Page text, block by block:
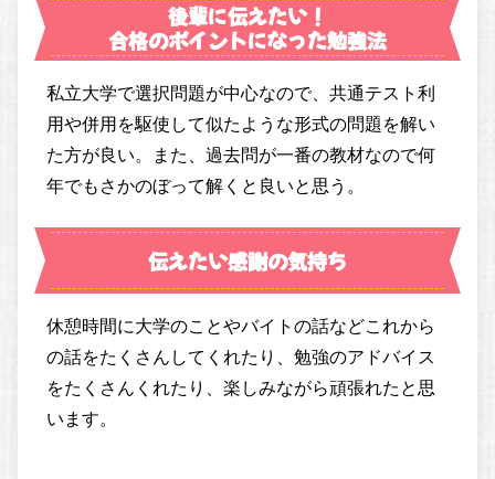
後輩に伝えたい！
合格のポイントになった勉強法
私立大学で選択問題が中心なので、共通テスト利
用や併用を駆使して似たような形式の問題を解い
た方が良い。また、過去問が一番の教材なので何
年でもさかのぼって解くと良いと思う。
伝えたい感謝の気持ち
休憩時間に大学のことやバイトの話などこれから
の話をたくさんしてくれたり、勉強のアドバイス
をたくさんくれたり、楽しみながら頑張れたと思
います。